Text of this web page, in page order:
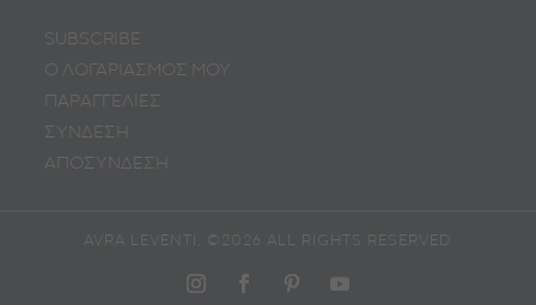
SUBSCRIBE
Ο ΛΟΓΑΡΙΑΣΜΟΣ ΜΟΥ
ΠΑΡΑΓΓΕΛΙΕΣ
ΣΥΝΔΕΣΗ
ΑΠΟΣΥΝΔΕΣΗ
AVRA LEVENTI, ©2026 ALL RIGHTS RESERVED